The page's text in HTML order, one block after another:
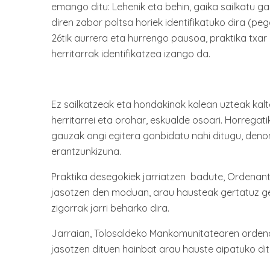
emango ditu: Lehenik eta behin, gaika sailkatu
diren zabor poltsa horiek identifikatuko dira
26tik aurrera eta hurrengo pausoa, praktika
herritarrak identifikatzea izango da.
Ez sailkatzeak eta hondakinak kalean uzteak
herritarrei eta orohar, eskualde osoari.
gauzak ongi egitera gonbidatu nahi ditugu,
erantzunkizuna.
Praktika desegokiek jarriatzen badute,
jasotzen den moduan, arau hausteak gertatuz
zigorrak jarri beharko dira.
Jarraian, Tolosaldeko Mankomunitatearen
jasotzen dituen hainbat arau hauste aipatuko